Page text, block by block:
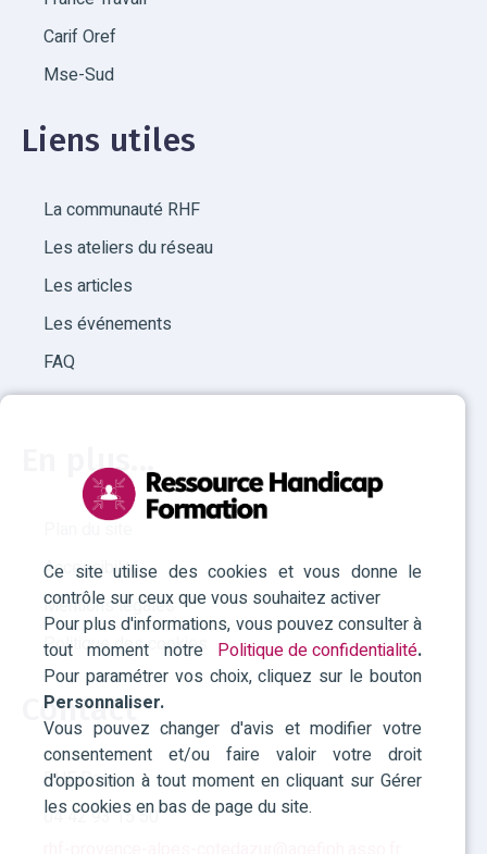
Ce site utilise des cookies et vous donne le
contrôle sur ceux que vous souhaitez activer
Pour plus d'informations, vous pouvez consulter à
tout moment notre Politique de confidentialité.
Pour paramétrer vos choix, cliquez sur le bouton
Personnaliser.
Vous pouvez changer d'avis et modifier votre
consentement et/ou faire valoir votre droit
d'opposition à tout moment en cliquant sur Gérer
les cookies en bas de page du site.
Carif Oref
Mse-Sud
Liens utiles
La communauté RHF
Les ateliers du réseau
Les articles
Les événements
FAQ
En plus...
Plan du site
Accessibilité
Mentions légales
Politique des cookies
Contact
RHF Paca
04 42 93 15 50